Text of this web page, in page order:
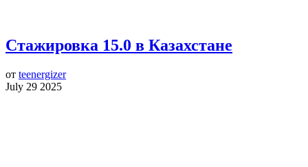
Стажировка 15.0 в Казахстане
от teenergizer
July 29 2025